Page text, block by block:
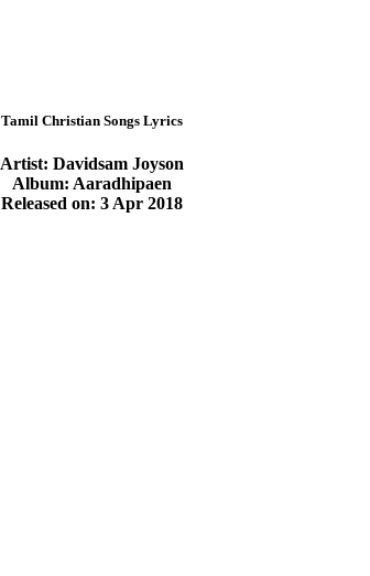
Tamil Christian Songs Lyrics
Artist: Davidsam Joyson
Album: Aaradhipaen
Released on: 3 Apr 2018